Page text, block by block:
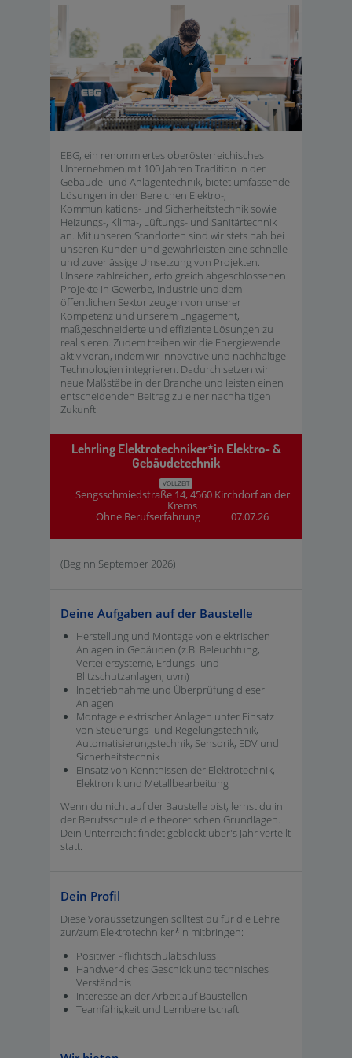
EBG, ein renommiertes oberösterreichisches
Unternehmen mit 100 Jahren Tradition in der
Gebäude- und Anlagentechnik, bietet umfassende
Lösungen in den Bereichen Elektro-,
Kommunikations- und Sicherheitstechnik sowie
Heizungs-, Klima-, Lüftungs- und Sanitärtechnik
an. Mit unseren Standorten sind wir stets nah bei
unseren Kunden und gewährleisten eine schnelle
und zuverlässige Umsetzung von Projekten.
Unsere zahlreichen, erfolgreich abgeschlossenen
Projekte in Gewerbe, Industrie und dem
öffentlichen Sektor zeugen von unserer
Kompetenz und unserem Engagement,
maßgeschneiderte und effiziente Lösungen zu
realisieren. Zudem treiben wir die Energiewende
aktiv voran, indem wir innovative und nachhaltige
Technologien integrieren. Dadurch setzen wir
neue Maßstäbe in der Branche und leisten einen
entscheidenden Beitrag zu einer nachhaltigen
Zukunft.
Lehrling Elektrotechniker*in Elektro- &
Gebäudetechnik
VOLLZEIT
Sengsschmiedstraße 14, 4560 Kirchdorf an der
Krems
Ohne Berufserfahrung 07.07.26
(Beginn September 2026)
Deine Aufgaben auf der Baustelle
Herstellung und Montage von elektrischen
Anlagen in Gebäuden (z.B. Beleuchtung,
Verteilersysteme, Erdungs- und
Blitzschutzanlagen, uvm)
Inbetriebnahme und Überprüfung dieser
Anlagen
Montage elektrischer Anlagen unter Einsatz
von Steuerungs- und Regelungstechnik,
Automatisierungstechnik, Sensorik, EDV und
Sicherheitstechnik
Einsatz von Kenntnissen der Elektrotechnik,
Elektronik und Metallbearbeitung
Wenn du nicht auf der Baustelle bist, lernst du in
der Berufsschule die theoretischen Grundlagen.
Dein Unterreicht findet geblockt über's Jahr verteilt
statt.
Dein Profil
Diese Voraussetzungen solltest du für die Lehre
zur/zum Elektrotechniker*in mitbringen:
Positiver Pflichtschulabschluss
Handwerkliches Geschick und technisches
Verständnis
Interesse an der Arbeit auf Baustellen
Teamfähigkeit und Lernbereitschaft